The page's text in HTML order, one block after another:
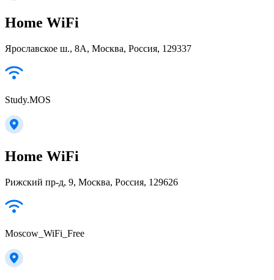
Home WiFi
Ярославское ш., 8А, Москва, Россия, 129337
Study.MOS
Home WiFi
Рижский пр-д, 9, Москва, Россия, 129626
Moscow_WiFi_Free